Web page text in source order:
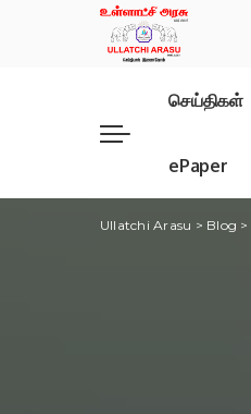
செய்திகள்
ePaper
Ullatchi Arasu > Blog >